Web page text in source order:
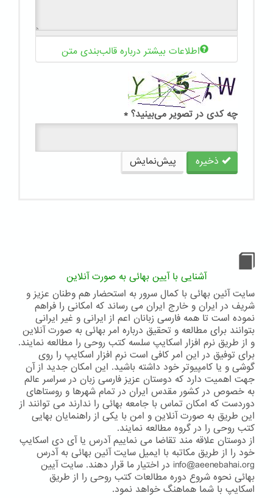
اطلاعات بیشتر درباره قالب‌بندی متن
چه کدی در تصویر می‌بینید؟ *
ذخیره پیش‌نمایش
آشنایی با آیین بهائی به صورت آنلاین
سایت آئین بهائی با کمال سرور به استحضار هم وطنان عزیز و
شریف در ایران و خارج ایران می رساند که امکانی را فراهم
نموده است تا همه فارسی زبانان اعم از ایرانی و غیر ایرانی
بتوانند برای مطالعه و تحقیق درباره امر بهائی به صورت آنلاین
و از طریق نرم افزار اسکایپ سلسه کتب روحی را مطالعه نمایند.
برای توفیق در این امر کافی است نرم افزار اسکایپ را روی
گوشی و یا کامپیوتر خود داشته باشید. این امکان جدید از آن
جهت اهمیت دارد که دوستان عزیز فارسی زبان در سراسر عالم
به خصوص در کشور مقدس ایران در تمام شهرها و روستاهای
دوردست که امکان تماس با جامعه بهائی را ندارند می توانند از
این طریق به صورت آنلاین و امن با یکی از راهنمایان بهایی
کتب روحی را در گروه مطالعه نمایند.
از دوستان علاقه مند تقاضا می نماییم آدرس یا آی دی اسکایپ
خود را از طریق مکاتبه با ایمیل سایت آئین بهائی به آدرس
info@aeenebahai.org در اختیار ما قرار دهند. سایت آیین
بهائی نحوه شروع دوره مطالعات کتب روحی را از طریق
اسکایپ با شما هماهنگ خواهد نمود.